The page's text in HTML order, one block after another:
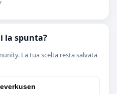
la spunta?
La tua scelta resta salvata